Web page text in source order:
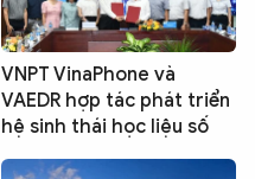
VNPT VinaPhone và
VAEDR hợp tác phát triển
hệ sinh thái học liệu số